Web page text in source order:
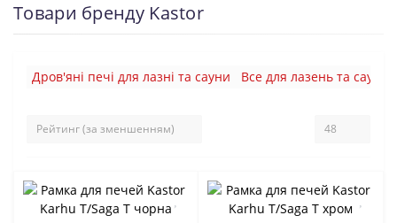
Товари бренду Kastor
Дров'яні печі для лазні та сауни Все для лазень та саун